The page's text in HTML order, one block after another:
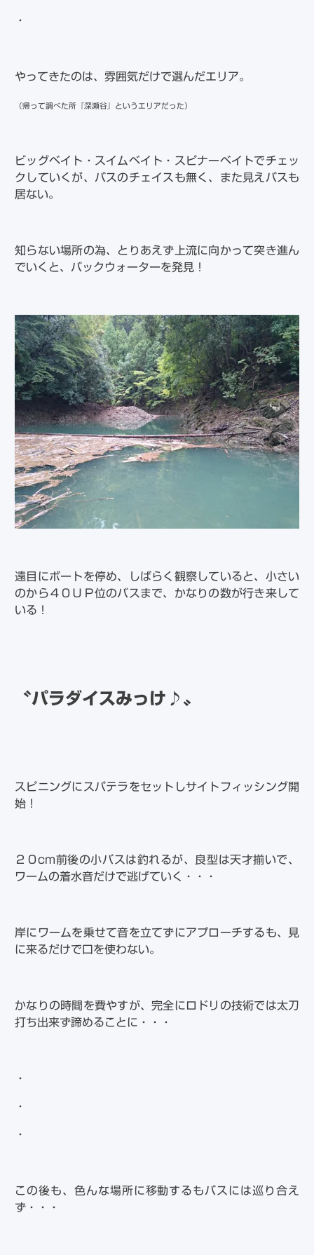
・
やってきたのは、雰囲気だけで選んだエリア。
（帰って調べた所『深瀬谷』というエリアだった）
ビッグベイト・スイムベイト・スピナーベイトでチェッ
クしていくが、バスのチェイスも無く、また見えバスも
居ない。
知らない場所の為、とりあえず上流に向かって突き進ん
でいくと、バックウォーターを発見！
遠目にボートを停め、しばらく観察していると、小さい
のから４０ＵＰ位のバスまで、かなりの数が行き来して
いる！
〝パラダイスみっけ♪〟
スピニングにスパテラをセットしサイトフィッシング開
始！
２０cm前後の小バスは釣れるが、良型は天才揃いで、
ワームの着水音だけで逃げていく・・・
岸にワームを乗せて音を立てずにアプローチするも、見
に来るだけで口を使わない。
かなりの時間を費やすが、完全にロドリの技術では太刀
打ち出来ず諦めることに・・・
・
・
・
この後も、色んな場所に移動するもバスには巡り合え
ず・・・